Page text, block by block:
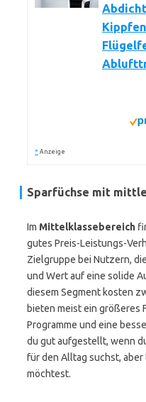
* Anzeige
Sparfüchse mit
Im Mittelklassebereich
gutes Preis-Leistungs-
Zielgruppe bei Nutzern,
und Wert auf eine solide
diesem Segment kosten
bieten meist ein größeres
Programme und eine
du gut aufgestellt, wenn
für den Alltag suchst,
möchtest.